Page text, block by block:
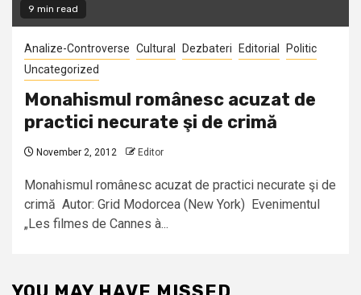
9 min read
Analize-Controverse Cultural Dezbateri Editorial
Politic
Uncategorized
Monahismul românesc acuzat de
practici necurate şi de crimă
November 2, 2012 Editor
Monahismul românesc acuzat de practici necurate şi de
crimă Autor: Grid Modorcea (New York) Evenimentul
„Les filmes de Cannes à...